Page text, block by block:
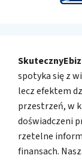
spotyka się z
lecz efektem
przestrzeń, w
doświadczeni
rzetelne
finansach.